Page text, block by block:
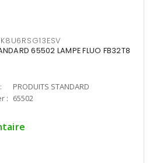
65502 LAMPE FLUO FB32T8
PRODUITS STANDARD
: 65502